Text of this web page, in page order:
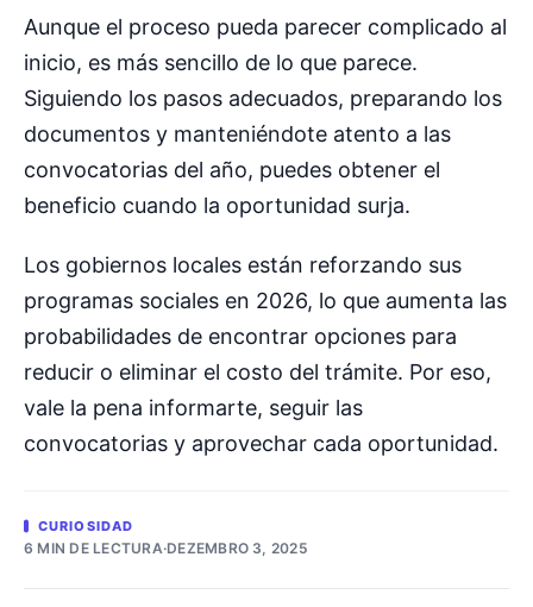
Aunque el proceso pueda parecer complicado al
inicio, es más sencillo de lo que parece.
Siguiendo los pasos adecuados, preparando los
documentos y manteniéndote atento a las
convocatorias del año, puedes obtener el
beneficio cuando la oportunidad surja.
Los gobiernos locales están reforzando sus
programas sociales en 2026, lo que aumenta las
probabilidades de encontrar opciones para
reducir o eliminar el costo del trámite. Por eso,
vale la pena informarte, seguir las
convocatorias y aprovechar cada oportunidad.
CURIOSIDAD
6 MIN DE LECTURA·DEZEMBRO 3, 2025